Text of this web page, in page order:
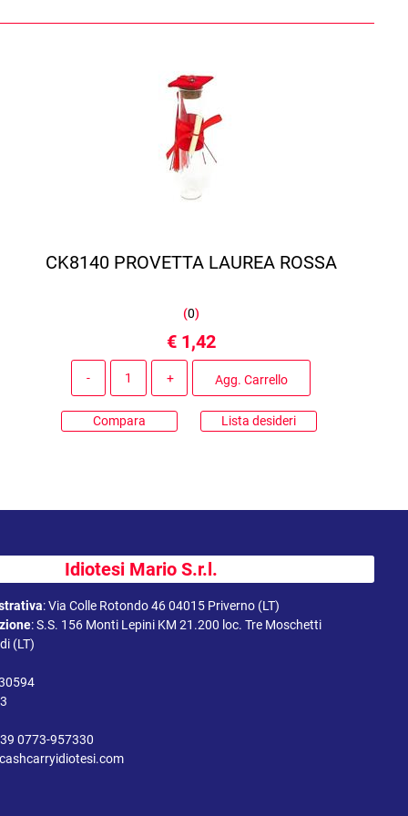
CK8140 PROVETTA LAUREA ROSSA
(0)
€ 1,42
Agg. Carrello
Compara Lista desideri
Idiotesi Mario S.r.l.
:Via Colle Rotondo 46 04015 Priverno (LT)
:S.S. 156 Monti Lepini KM 21.200 loc. Tre Moschetti
(LT)
0773-957330